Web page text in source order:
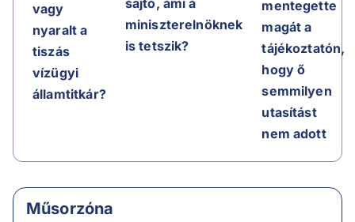
vagy
nyaralt a
tiszás
vízügyi
államtitkár?
sajtó, ami a
miniszterelnöknek
is tetszik?
mentegette
magát a
tájékoztatón,
hogy ő
semmilyen
utasítást
nem adott
Műsorzóna